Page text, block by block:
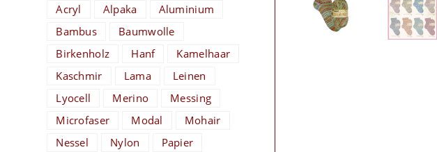
Acryl Alpaka
Aluminium
Bambus
Baumwolle
Birkenholz
Hanf
Kamelhaar
Kaschmir
Lama
Leinen
Lyocell
Merino
Messing
Microfaser
Modal
Mohair
Nessel
Nylon
Papier